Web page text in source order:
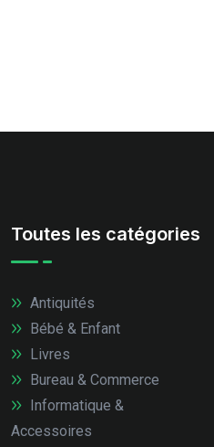
Toutes les catégories
Antiquités
Bébé & Enfant
Livres
Bureau & Commerce
Informatique &
Accessoires